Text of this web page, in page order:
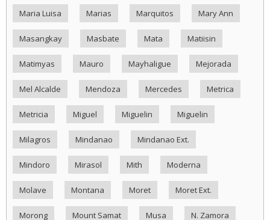
Maria Luisa Marias Marquitos Mary Ann
Masangkay Masbate Mata Matiisin
Matimyas Mauro Mayhaligue Mejorada
Mel Alcalde Mendoza Mercedes Metrica
Metricia Miguel Miguelin Miguelin
Milagros Mindanao Mindanao Ext.
Mindoro Mirasol Mith Moderna
Molave Montana Moret Moret Ext.
Morong Mount Samat Musa N. Zamora